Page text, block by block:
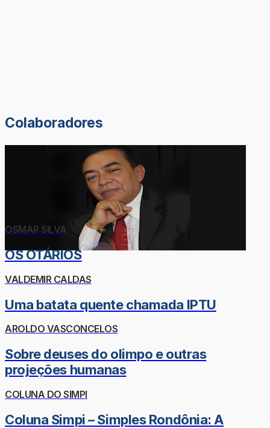
Colaboradores
OSMAR SILVA
OS OTÁRIOS
VALDEMIR CALDAS
Uma batata quente chamada IPTU
AROLDO VASCONCELOS
Sobre deuses do olimpo e outras
projeções humanas
COLUNA DO SIMPI
Coluna Simpi – Simples Rondônia: A